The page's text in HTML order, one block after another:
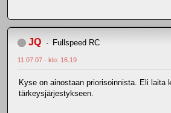
JQ Fullspeed RC
11.07.07 - klo: 16.19
Kyse on ainostaan priorisoinnista. Eli laita
tärkeysjärjestykseen.